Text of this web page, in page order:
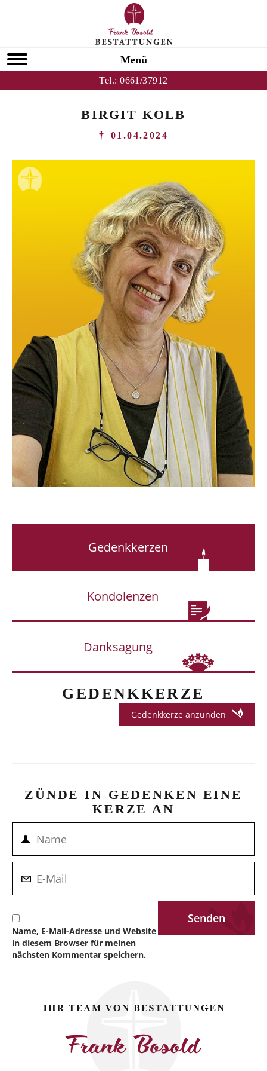
Menü
Tel.:0661/37912
BIRGIT KOLB
01.04.2024
Gedenkkerzen
Kondolenzen
Danksagung
GEDENKKERZE
Gedenkkerze anzünden
ZÜNDE IN GEDENKEN EINE
KERZE AN
Name, E-Mail-Adresse und Website
in diesem Browser für meinen
nächsten Kommentar speichern.